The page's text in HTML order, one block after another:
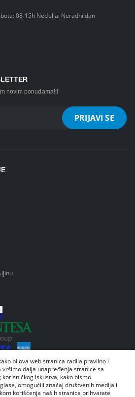
08-15h Nedelja: Neradni dan
novim ponudama!!!
bi ova web stranica radila pravilno i
vršimo dalja unapređenja stranice sa
iskustva, kako bismo
omogućili značaj društvenih medija i
korišćenja naših stranica prihvatate